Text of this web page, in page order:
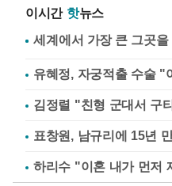
이시간 핫뉴스
유혜정, 자궁적출 수술
김정렬 "친형 군대서 구
표창원, 남규리에 15년
하리수 "이혼 내가 먼저